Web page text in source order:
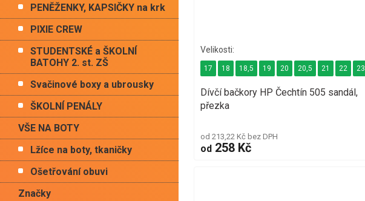
PENĚŽENKY, KAPSIČKY na krk
PIXIE CREW
STUDENTSKÉ a ŠKOLNÍ
BATOHY 2. st. ZŠ
Svačinové boxy a ubrousky
ŠKOLNÍ PENÁLY
VŠE NA BOTY
Lžíce na boty, tkaničky
Ošetřování obuvi
Značky
Dívčí bačkory HP Čechtín 505 sandál,
přezka
od 213,22 Kč bez DPH
od 258 Kč
17 18 18,5 19 20 20,5 21 22 23